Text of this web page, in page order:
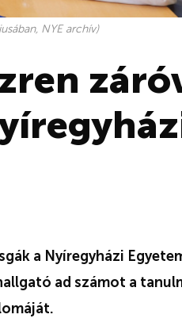
NYE archív)
a Nyíregyházi
ad számot a